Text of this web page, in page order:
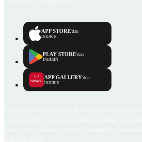
APP STORE'dan
İNDİRİN
PLAY STORE'dan
İNDİRİN
APP GALLERY'den
İNDİRİN